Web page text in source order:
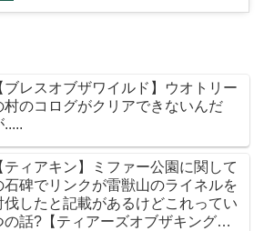
ブレスオブザワイルド】ウオトリー
村のコログがクリアできないんだ
.....
ティアキン】ミファー公園に関して
石碑でリンクが雷獣山のライネルを
伐したと記載があるけどこれってい
の話?【ティアーズオブザキングダ